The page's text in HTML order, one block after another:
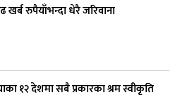
रुपैयाँभन्दा धेरै जरिवाना
१२ देशमा सबै प्रकारका श्रम स्वीकृति